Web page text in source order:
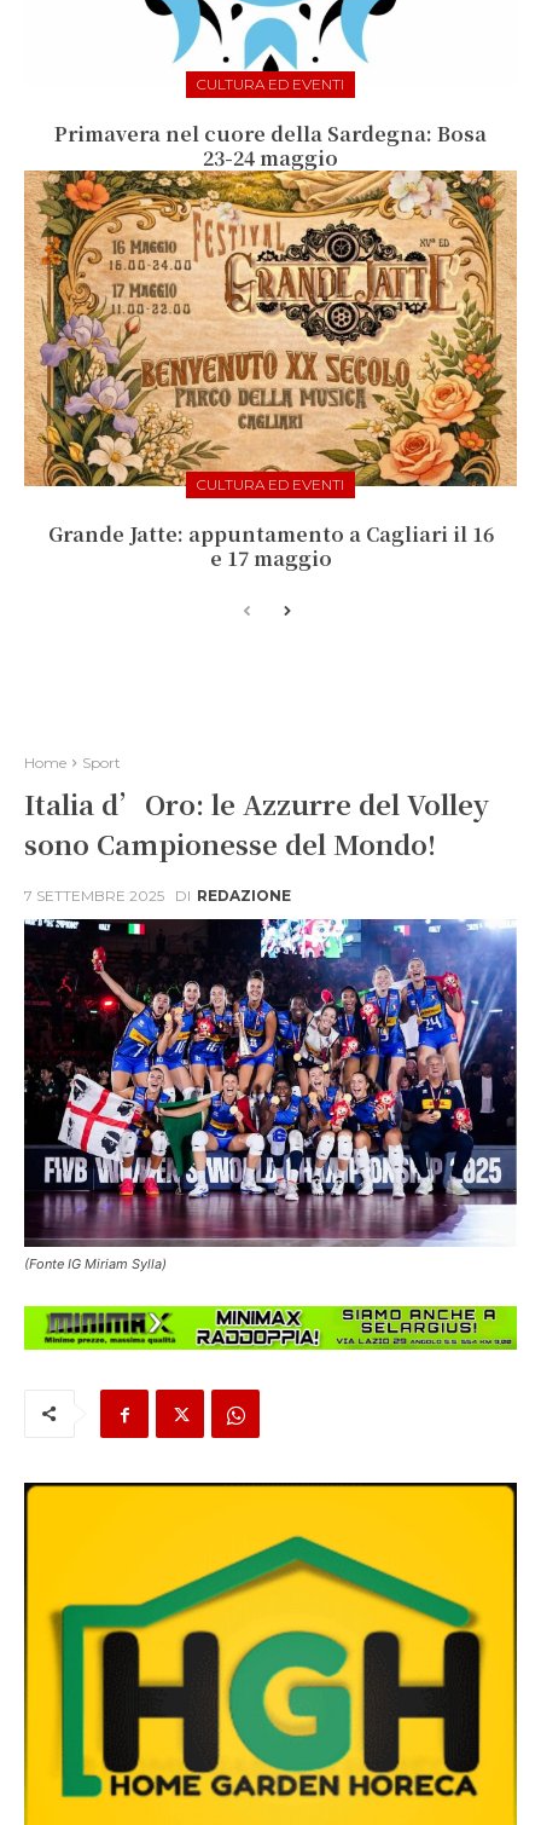
CULTURA ED EVENTI
Primavera nel cuore della Sardegna: Bosa
23-24 maggio
CULTURA ED EVENTI
Grande Jatte: appuntamento a Cagliari il 16
e 17 maggio